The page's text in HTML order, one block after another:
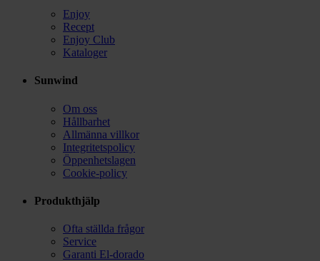
Enjoy
Recept
Enjoy Club
Kataloger
Sunwind
Om oss
Hållbarhet
Allmänna villkor
Integritetspolicy
Öppenhetslagen
Cookie-policy
Produkthjälp
Ofta ställda frågor
Service
Garanti El-dorado